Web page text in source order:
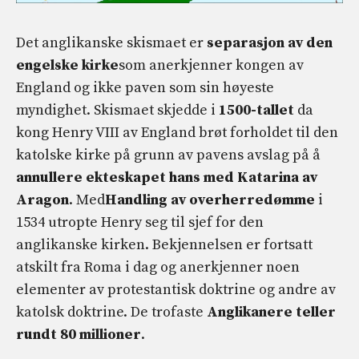
Det anglikanske skismaet er separasjon av den
engelske kirkesom anerkjenner kongen av
England og ikke paven som sin høyeste
myndighet. Skismaet skjedde i 1500-tallet da
kong Henry VIII av England brøt forholdet til den
katolske kirke på grunn av pavens avslag på å
annullere ekteskapet hans med Katarina av
Aragon. MedHandling av overherredømme i
1534 utropte Henry seg til sjef for den
anglikanske kirken. Bekjennelsen er fortsatt
atskilt fra Roma i dag og anerkjenner noen
elementer av protestantisk doktrine og andre av
katolsk doktrine. De trofaste Anglikanere teller
rundt 80 millioner.